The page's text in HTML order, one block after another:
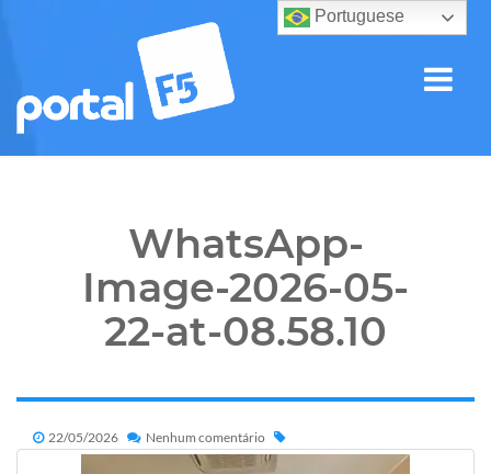
WhatsApp-
Image-2026-05-
22-at-08.58.10
22/05/2026 Nenhum comentário
Portuguese